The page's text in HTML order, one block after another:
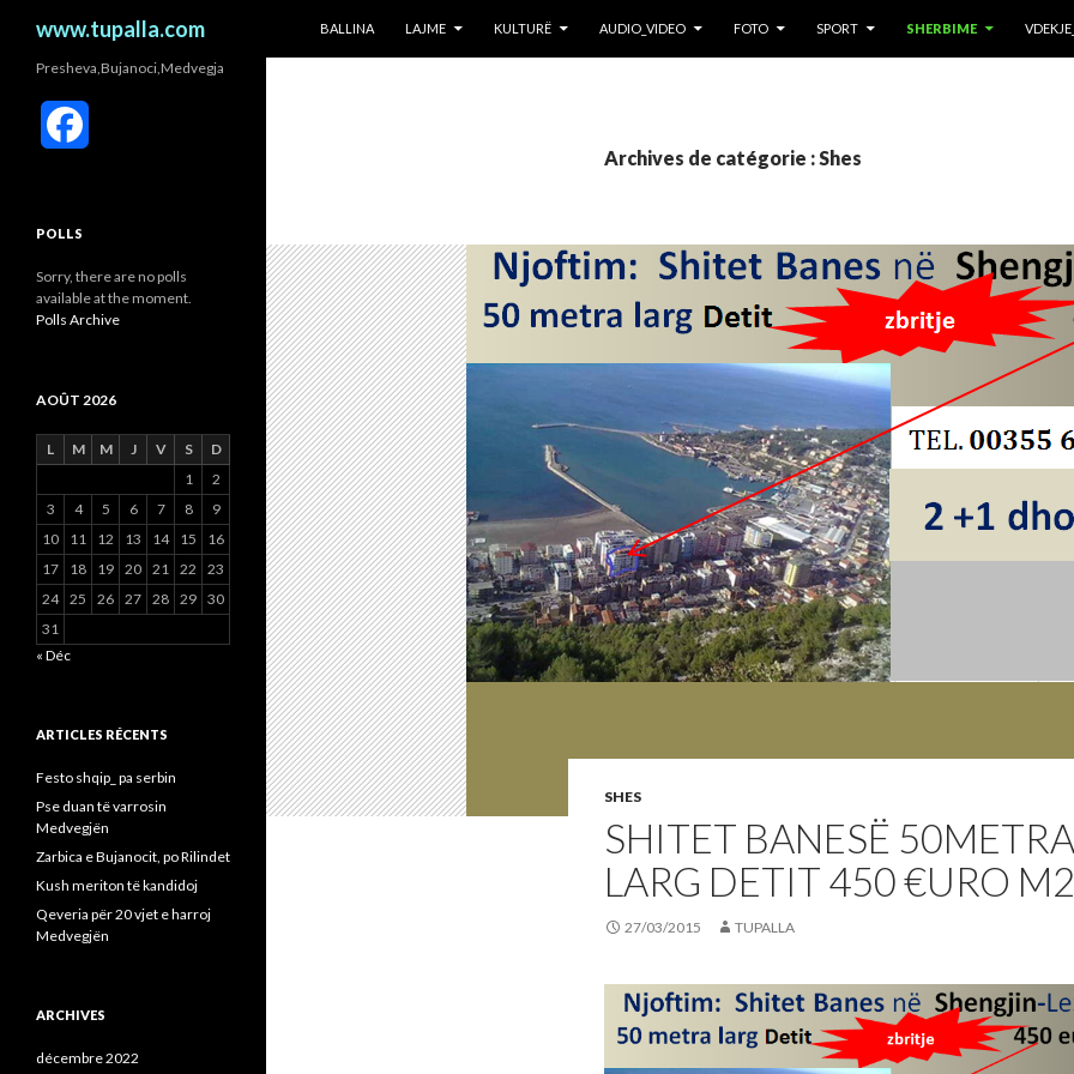
www.tupalla.com
BALLINA
LAJME KULTURË AUDIO_VIDEO FOTO SPORT SHERBIME
Archives de catégorie : Shes
SHES
SHITET BANESË 50METRA
LARG DETIT 450 €URO M2
27/03/2015 TUPALLA
Presheva,Bujanoci,Medvegja
b
o
k
POLLS
Sorry, there are no polls
available at the moment.
Polls Archive
AOÛT 2026
L M M J V S
D
1
2
3
4 5 6 7 8
9
10
11 12 13 14 15
16
17
18 19 20 21 22
23
24 25 26 27 28 29 30
31
« Déc
ARTICLES RÉCENTS
Festo shqip_ pa serbin
Pse duan të varrosin
Medvegjën
Zarbica e Bujanocit, po Rilindet
Kush meriton të kandidoj
Qeveria për 20 vjet e harroj
Medvegjën
ARCHIVES
décembre 2022